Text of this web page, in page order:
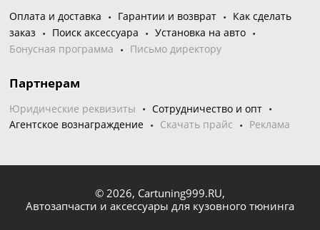
Оплата и доставка Гарантии и возврат
Как сделать
заказ
Поиск аксессуара
Установка на авто
Бонусная программа
Письмо директору
Партнерам
Юридические реквизиты
Сотрудничество и опт
Агентское вознаграждение
Скачать прайс Реклама
© 2026, Cartuning999.RU,
Автозапчасти и аксессуары для кузовного тюнинга